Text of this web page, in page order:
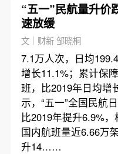
“五一”民航量升价
速放缓
文｜财新 邹晓桐
7.1万人次，日均
增长11.1%；累计保
班，比2019年日均增
示，“五一”全国民航
比2019年提升6.9%，
国内航班量近6.66万
升14……